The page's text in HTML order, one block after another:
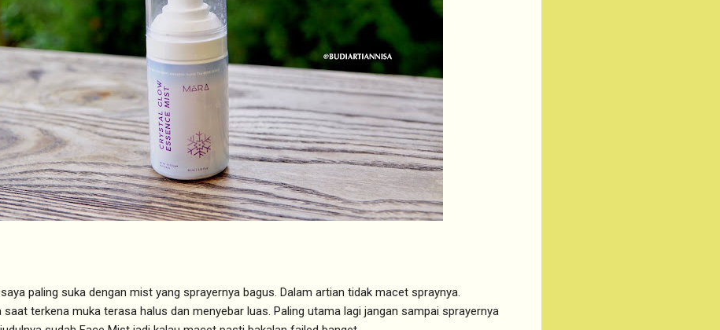
paling suka dengan mist yang sprayernya bagus. Dalam artian tidak macet spraynya.
terkena muka terasa halus dan menyebar luas. Paling utama lagi jangan sampai sprayernya